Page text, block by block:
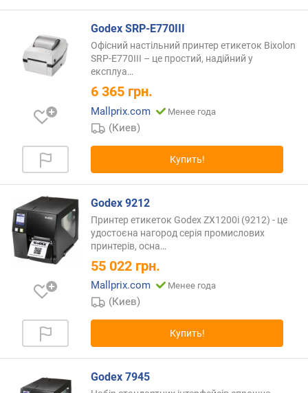
Godex SRP-E770III
Офісний настільний принтер етикеток Bixolon
SRP-E770III – це простий, надійний у
експлуа…
6 365 грн.
Mallprix.com Менее года
(Киев)
Купить!
Godex 9212
Принтер етикеток Godex ZX1200i (9212) - це
удостоєна нагород серія промислових
принтерів, осна…
55 022 грн.
Mallprix.com Менее года
(Киев)
Купить!
Godex 7945